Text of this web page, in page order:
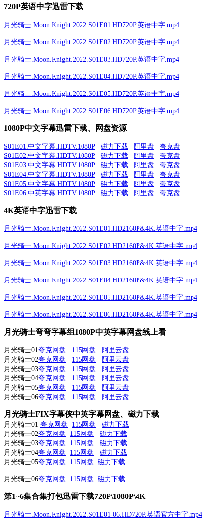
720P英语中字迅雷下载
月光骑士.Moon.Knight.2022.S01E01.HD720P.英语中字.mp4
月光骑士.Moon.Knight.2022.S01E02.HD720P.英语中字.mp4
月光骑士.Moon.Knight.2022.S01E03.HD720P.英语中字.mp4
月光骑士.Moon.Knight.2022.S01E04.HD720P.英语中字.mp4
月光骑士.Moon.Knight.2022.S01E05.HD720P.英语中字.mp4
月光骑士.Moon.Knight.2022.S01E06.HD720P.英语中字.mp4
1080P中文字幕迅雷下载、网盘资源
S01E01.中文字幕.HDTV.1080P 磁力下载 阿里盘
夸克盘
S01E02.中文字幕.HDTV.1080P
磁力下载 阿里盘
夸克盘
S01E03.中文字幕.HDTV.1080P
磁力下载 阿里盘
夸克盘
S01E04.中文字幕.HDTV.1080P
磁力下载 阿里盘
夸克盘
S01E05.中文字幕.HDTV.1080P
磁力下载 阿里盘
夸克盘
S01E06.中英字幕.HDTV.1080P
磁力下载 阿里盘 夸克盘
4K英语中字迅雷下载
月光骑士.Moon.Knight.2022.S01E01.HD2160P&4K.英语中字.mp4
月光骑士.Moon.Knight.2022.S01E02.HD2160P&4K.英语中字.mp4
月光骑士.Moon.Knight.2022.S01E03.HD2160P&4K.英语中字.mp4
月光骑士.Moon.Knight.2022.S01E04.HD2160P&4K.英语中字.mp4
月光骑士.Moon.Knight.2022.S01E05.HD2160P&4K.英语中字.mp4
月光骑士.Moon.Knight.2022.S01E06.HD2160P&4K.英语中字.mp4
月光骑士弯弯字幕组1080P中英字幕网盘线上看
月光骑士01夸克网盘 115网盘
阿里云盘
月光骑士02夸克网盘 115网盘
阿里云盘
月光骑士03夸克网盘 115网盘
阿里云盘
月光骑士04夸克网盘 115网盘
阿里云盘
月光骑士05夸克网盘 115网盘
阿里云盘
月光骑士06夸克网盘 115网盘 阿里云盘
月光骑士FIX字幕侠中英字幕网盘、磁力下载
月光骑士01 夸克网盘 115网盘
磁力下载
月光骑士02夸克网盘 115网盘
磁力下载
月光骑士03夸克网盘 115网盘
磁力下载
月光骑士04夸克网盘 115网盘
磁力下载
月光骑士05夸克网盘 115网盘 磁力下载
月光骑士06夸克网盘 115网盘 磁力下载
第1~6集合集打包迅雷下载720P\1080P\4K
月光骑士.Moon.Knight.2022.S01E01-06.HD720P.英语官方中字.mp4